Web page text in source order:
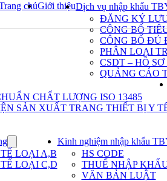
chủGiới thiệuDịch vụ nhập khẩu
ĐĂNG KÝ
CÔNG BỐ
CÔNG BỐ ĐỦ
PHÂN LOẠI
CSDT – HỒ
QUẢNG CÁO
CHẤT LƯỢNG ISO 13485
SẢN XUẤT TRANG THIẾT BỊ Y
submenu
for
Thủ
LOẠI A,B
LOẠI C,D
Kinh nghiệm nhập khẩu
HS CODE
THUẾ NHẬP
VĂN BẢN LUẬT